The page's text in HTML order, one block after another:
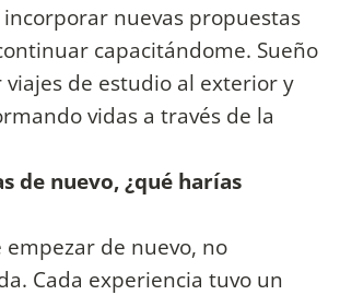
nuevas propuestas
capacitándome. Sueño
viajes de estudio al exterior y
vidas a través de la
de nuevo, ¿qué harías
empezar de nuevo, no
Cada experiencia tuvo un